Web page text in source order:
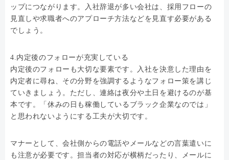
ップにつながります。入社辞退が多い会社は、採用フローの
見直しや求職者へのアプローチ方法などを見直す必要がある
でしょう。
4.内定後のフォローが充実している
内定後のフォローも大切な要素です。入社を決意した理由を
内定者に尋ね、その分野を強調するようなフォロー策を講じ
ていきましょう。ただし、連絡は夜分や土日を避けるのが基
本です。「休みの日も稼働しているブラック企業なのでは」
と思われないようにする工夫が大切です。
マナーとして、会社側からの電話やメールなどの言葉遣いに
も注意が必要です。担当者の対応が横柄だったり、メールに